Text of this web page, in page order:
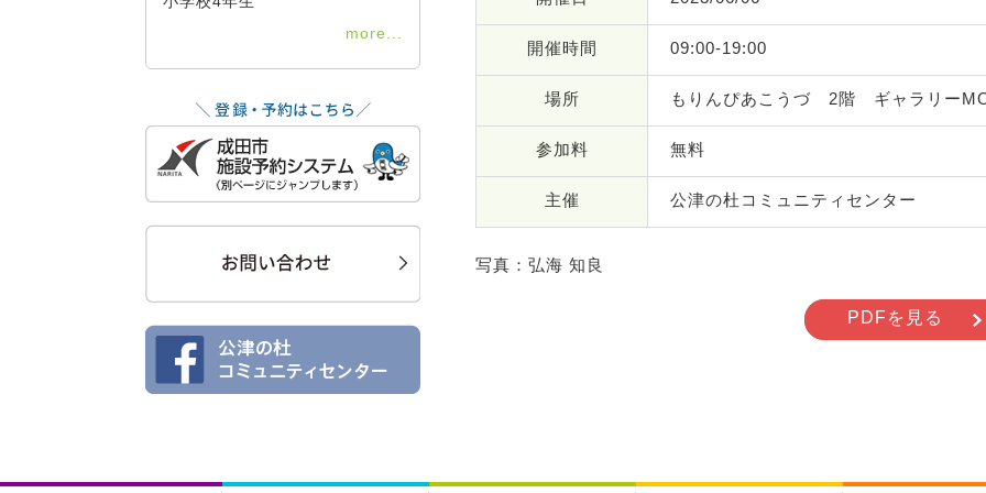
開催時間 09:00-19:00
場所 もりんぴあこうづ 2階 ギャラリー
参加料 無料
主催 公津の杜コミュニティセンター
写真：弘海 知良
PDFを見る
more...